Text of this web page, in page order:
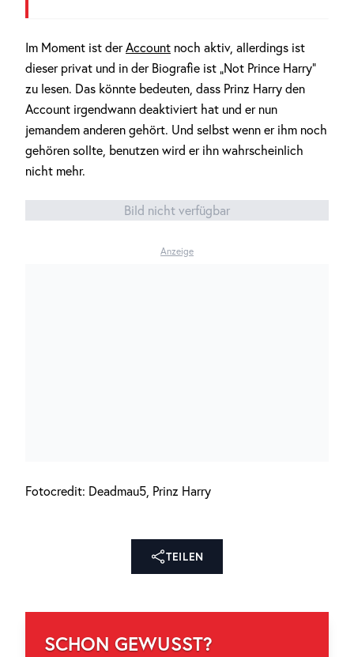
Im Moment ist derAccount noch aktiv, allerdings ist
dieser privat und in der Biografie ist „Not Prince Harry“
zu lesen. Das könnte bedeuten, dass Prinz Harry den
Account irgendwann deaktiviert hat und er nun
jemandem anderen gehört. Und selbst wenn er ihm noch
gehören sollte, benutzen wird er ihn wahrscheinlich
nicht mehr.
Bild nicht verfügbar
Anzeige
Fotocredit: Deadmau5, Prinz Harry
TEILEN
SCHON GEWUSST?